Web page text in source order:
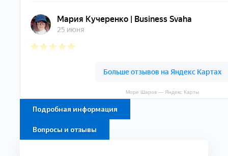
Море Шаров — Яндекс Карты
Подробная информация
Вопросы и отзывы